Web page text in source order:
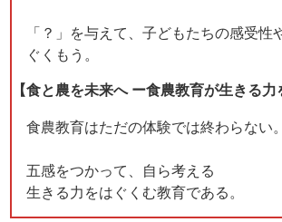
「？」を与えて、子どもたちの感受性
ぐくもう。
【食と農を未来へ ー食農教育が生きる力
食農教育はただの体験では終わらない。
五感をつかって、自ら考える
生きる力をはぐくむ教育である。